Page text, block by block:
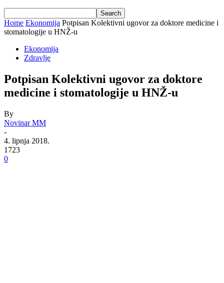
Home Ekonomija Potpisan Kolektivni ugovor za doktore medicine i
stomatologije u HNŽ-u
Ekonomija
Zdravlje
Potpisan Kolektivni ugovor za doktore
medicine i stomatologije u HNŽ-u
By
Novinar MM
-
4. lipnja 2018.
1723
0